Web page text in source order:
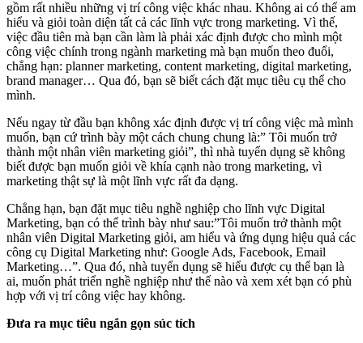
gồm rất nhiều những vị trí công việc khác nhau. Không ai có thể am
hiểu và giỏi toàn diện tất cả các lĩnh vực trong marketing. Vì thế,
việc đầu tiên mà bạn cần làm là phải xác định được cho mình một
công việc chính trong ngành marketing mà bạn muốn theo đuổi,
chẳng hạn: planner marketing, content marketing, digital marketing,
brand manager… Qua đó, bạn sẽ biết cách đặt mục tiêu cụ thể cho
mình.
Nếu ngay từ đầu bạn không xác định được vị trí công việc mà mình
muốn, bạn cứ trình bày một cách chung chung là:” Tôi muốn trở
thành một nhân viên marketing giỏi”, thì nhà tuyển dụng sẽ không
biết được bạn muốn giỏi về khía cạnh nào trong marketing, vì
marketing thật sự là một lĩnh vực rất đa dạng.
Chẳng hạn, bạn đặt mục tiêu nghề nghiệp cho lĩnh vực Digital
Marketing, bạn có thể trình bày như sau:”Tôi muốn trở thành một
nhân viên Digital Marketing giỏi, am hiểu và ứng dụng hiệu quả các
công cụ Digital Marketing như: Google Ads, Facebook, Email
Marketing…”. Qua đó, nhà tuyển dụng sẽ hiểu được cụ thể bạn là
ai, muốn phát triển nghề nghiệp như thế nào và xem xét bạn có phù
hợp với vị trí công việc hay không.
Đưa ra mục tiêu ngắn gọn súc tích